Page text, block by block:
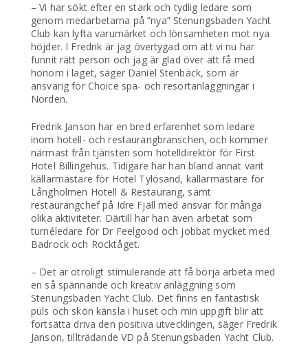
– Vi har sökt efter en stark och tydlig ledare som
genom medarbetarna på ”nya” Stenungsbaden Yacht
Club kan lyfta varumärket och lönsamheten mot nya
höjder. I Fredrik är jag övertygad om att vi nu har
funnit rätt person och jag är glad över att få med
honom i laget, säger Daniel Stenbäck, som är
ansvarig för Choice spa- och resortanläggningar i
Norden.
Fredrik Janson har en bred erfarenhet som ledare
inom hotell- och restaurangbranschen, och kommer
närmast från tjänsten som hotelldirektör för First
Hotel Billingehus. Tidigare har han bland annat varit
källarmästare för Hotel Tylösand, källarmästare för
Långholmen Hotell & Restaurang, samt
restaurangchef på Idre Fjäll med ansvar för många
olika aktiviteter. Därtill har han även arbetat som
turnéledare för Dr Feelgood och jobbat mycket med
Badrock och Rocktåget.
– Det är otroligt stimulerande att få börja arbeta med
en så spännande och kreativ anläggning som
Stenungsbaden Yacht Club. Det finns en fantastisk
puls och skön känsla i huset och min uppgift blir att
fortsätta driva den positiva utvecklingen, säger Fredrik
Janson, tillträdande VD på Stenungsbaden Yacht Club.